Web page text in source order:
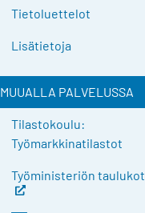
Tietoluettelot
Lisätietoja
MUUALLA PALVELUSSA
Tilastokoulu:
Työmarkkinatilastot
Työministeriön taulukot